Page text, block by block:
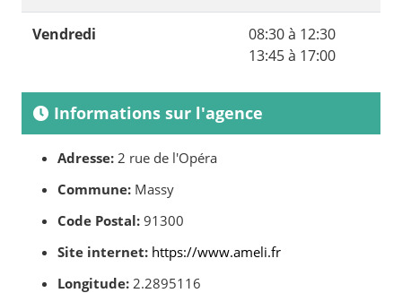
Vendredi
08:30 à 12:30
13:45 à 17:00
Informations sur l'agence
Adresse: 2 rue de l'Opéra
Commune: Massy
Code Postal: 91300
Site internet: https://www.ameli.fr
Longitude: 2.2895116